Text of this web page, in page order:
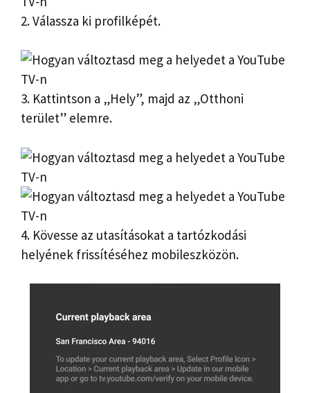
2. Válassza ki profilképét.
3. Kattintson a „Hely”, majd az „Otthoni
terület” elemre.
4. Kövesse az utasításokat a tartózkodási
helyének frissítéséhez mobileszközön.